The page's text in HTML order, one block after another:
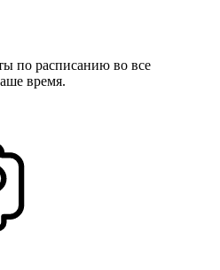
по расписанию во все
время.